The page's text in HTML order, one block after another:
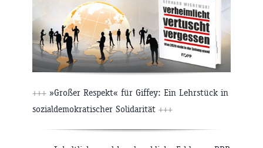
+++ »Großer Respekt« für Giffey: Ein Lehrstück in
sozialdemokratischer Solidarität +++